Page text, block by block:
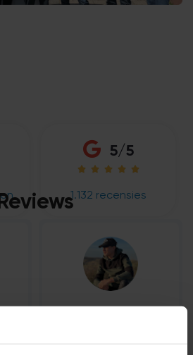
5/5
    
1.132 recensies
“Geweldige uitleg duidelijk